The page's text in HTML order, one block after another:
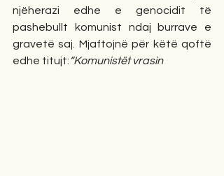
njëherazi edhe e genocidit të
pashebullt komunist ndaj burrave e
gravetë saj. Mjaftojnë për këtë qoftë
edhe titujt:“Komunistët vrasin